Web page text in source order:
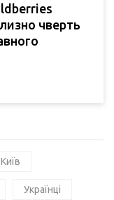
чверть
Київ
Українці